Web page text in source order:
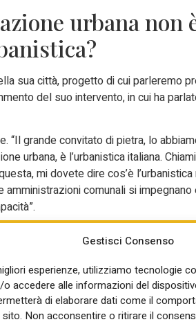
Gestisci Consenso
esperienze, utilizziamo tecnologie
accedere alle informazioni del
di elaborare dati come il
Non acconsentire o ritirare il
urbana non
sua città, progetto di cui parleremo
del suo intervento, in cui ha
“Il grande convitato di pietra, lo
urbana, è l’urbanistica italiana.
mi dovete dire cos’è
comunali si
avrebbe fatto queste
presidente”, risponde fulminea
vuole precisare la sua idea.
pratica e